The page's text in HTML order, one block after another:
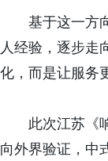
基于这一方
人经验，逐步走
化，而是让服务
此次江苏《
向外界验证，中